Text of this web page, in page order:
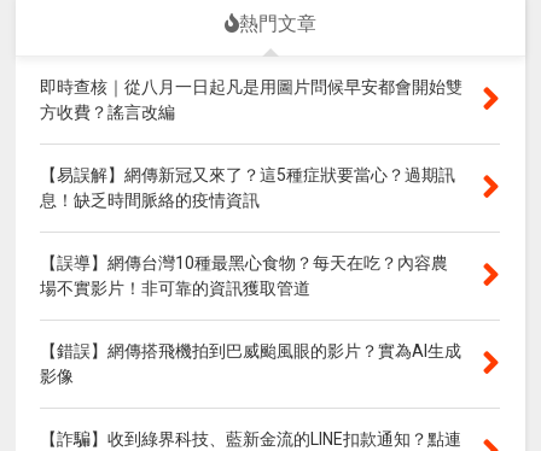
熱門文章
即時查核｜從八月一日起凡是用圖片問候早安都會開始雙
方收費？謠言改編
【易誤解】網傳新冠又來了？這5種症狀要當心？過期訊
息！缺乏時間脈絡的疫情資訊
【誤導】網傳台灣10種最黑心食物？每天在吃？內容農
場不實影片！非可靠的資訊獲取管道
【錯誤】網傳搭飛機拍到巴威颱風眼的影片？實為AI生成
影像
【詐騙】收到綠界科技、藍新金流的LINE扣款通知？點連